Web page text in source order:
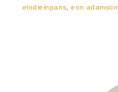
elodieinparis,erin adamson